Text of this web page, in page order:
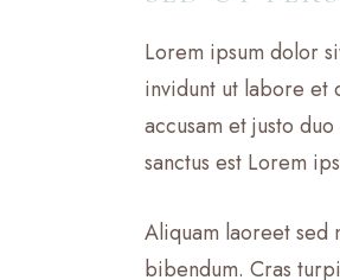
Lorem ipsum dolor
invidunt ut labore et
accusam et justo
sanctus est Lorem
Aliquam laoreet sed
bibendum. Cras